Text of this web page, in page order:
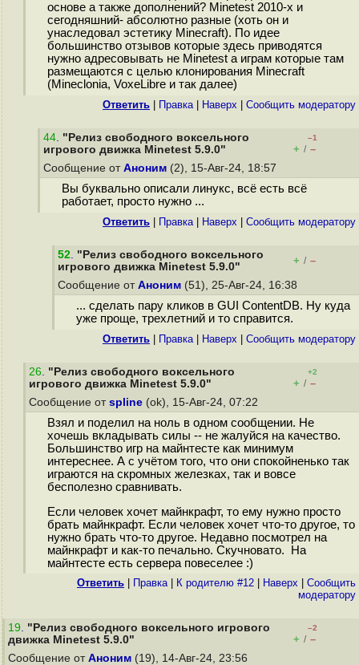
основе а также дополнений? Minetest 2010-х и
сегодняшний- абсолютно разные (хоть он и
унаследовал эстетику Minecraft). По идее
большинство отзывов которые здесь приводятся
нужно адресовывать не Minetest а играм которые там
размещаются с целью клонирования Minecraft
(Mineclonia, VoxeLibre и так далее)
Ответить Правка| Наверх Cообщить модератору
44. "Релиз свободного воксельного
игрового движка Minetest 5.9.0"
–1
+ / –
Сообщение от Аноним (2), 15-Авг-24, 18:57
Вы буквально описали линукс, всё есть всё
работает, просто нужно ...
Ответить Правка| Наверх Cообщить модератору
52. "Релиз свободного воксельного
игрового движка Minetest 5.9.0"
+ / –
Сообщение от Аноним (51), 25-Авг-24, 16:38
... сделать пару кликов в GUI ContentDB. Ну куда
уже проще, трехлетний и то справится.
Ответить Правка| Наверх Cообщить модератору
26. "Релиз свободного воксельного
игрового движка Minetest 5.9.0"
+2
+ / –
Сообщение от spline (ok), 15-Авг-24, 07:22
Взял и поделил на ноль в одном сообщении. Не
хочешь вкладывать силы -- не жалуйся на качество.
Большинство игр на майнтесте как минимум
интереснее. А с учётом того, что они спокойненько так
играются на скромных железках, так и вовсе
бесполезно сравнивать.
Если человек хочет майнкрафт, то ему нужно просто
брать майнкрафт. Если человек хочет что-то другое, то
нужно брать что-то другое. Недавно посмотрел на
майнкрафт и как-то печально. Скучновато. На
майнтесте есть сервера повеселее :)
Ответить Правка| К родителю #12 Наверх
Cообщить
модератору
19. "Релиз свободного воксельного игрового
движка Minetest 5.9.0"
–2
+ / –
Сообщение от Аноним (19), 14-Авг-24, 23:56